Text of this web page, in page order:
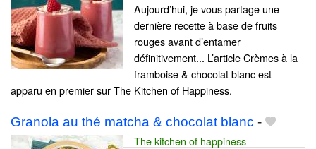
Aujourd’hui, je vous partage une
dernière recette à base de fruits
rouges avant d’entamer
définitivement... L’article Crèmes à la
framboise & chocolat blanc est
apparu en premier sur The Kitchen of Happiness.
Granola au thé matcha & chocolat blanc -
The kitchen of happiness